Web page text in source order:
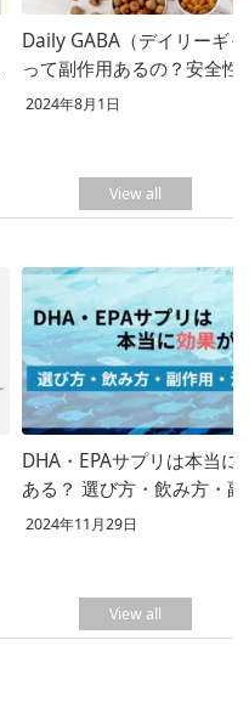
Daily GABA（デイリーギ
って副作用あるの？安全性
て徹底解説！
2024年8月1日
View all
DHA・EPAサプリは本当に
ある？ 選び方・飲み方・
用・注意点
2024年11月29日
View all